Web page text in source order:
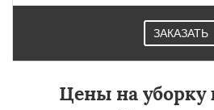
ЗАКАЗАТЬ
Цены на уборку